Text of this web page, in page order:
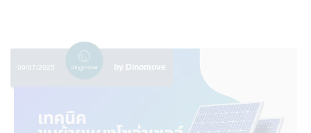
09/07/2025 by Dinomove